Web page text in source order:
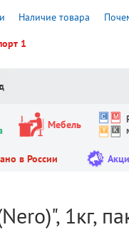
Наличие товара
1
Мебель
в России
1кг,